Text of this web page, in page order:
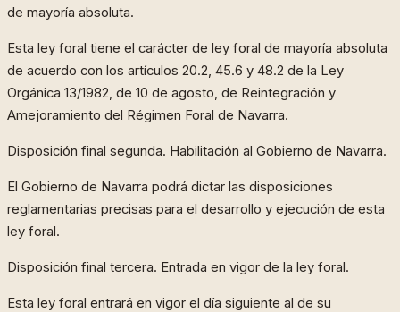
de mayoría absoluta.
Esta ley foral tiene el carácter de ley foral de mayoría absoluta
de acuerdo con los artículos 20.2, 45.6 y 48.2 de la Ley
Orgánica 13/1982, de 10 de agosto, de Reintegración y
Amejoramiento del Régimen Foral de Navarra.
Disposición final segunda. Habilitación al Gobierno de Navarra.
El Gobierno de Navarra podrá dictar las disposiciones
reglamentarias precisas para el desarrollo y ejecución de esta
ley foral.
Disposición final tercera. Entrada en vigor de la ley foral.
Esta ley foral entrará en vigor el día siguiente al de su